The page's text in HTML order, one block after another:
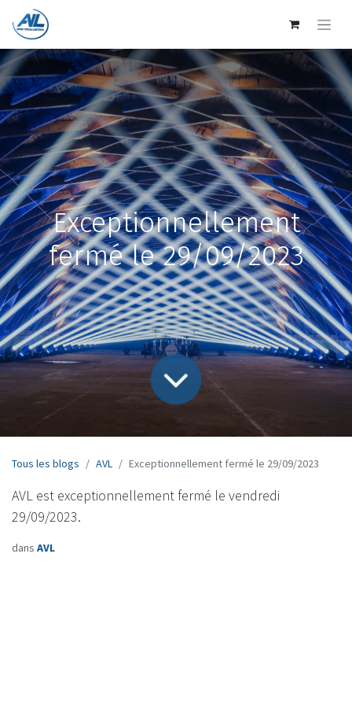
Exceptionnellement
fermé le 29/09/2023
Tous les blogs AVL Exceptionnellement fermé le 29/09/2023
AVL est exceptionnellement fermé le vendredi
29/09/2023.
dans AVL